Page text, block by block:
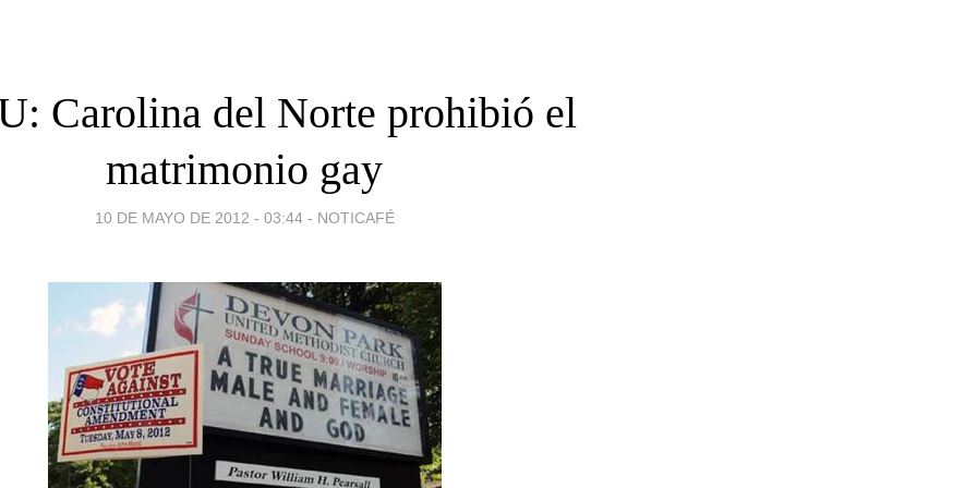
Carolina del Norte prohibió el
matrimonio gay
10 DE MAYO DE 2012 - 03:44 - NOTICAFÉ